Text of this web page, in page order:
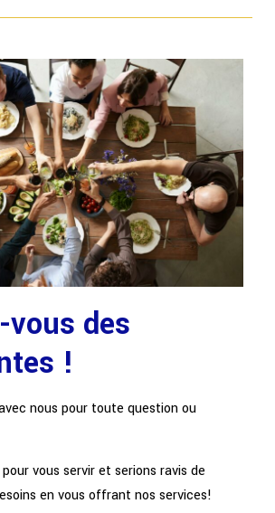
vous des
!
nous pour toute question ou
vous servir et serions ravis de
en vous offrant nos services!